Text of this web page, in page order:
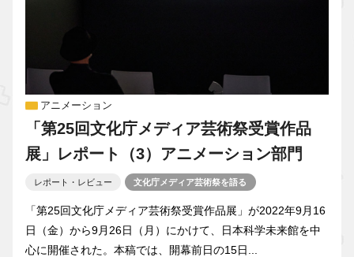
アニメーション
「第25回文化庁メディア芸術祭受賞作品
展」レポート（3）アニメーション部門
レポート・レビュー 文化庁メディア芸術祭を語る
「第25回文化庁メディア芸術祭受賞作品展」が2022年9月16
日（金）から9月26日（月）にかけて、日本科学未来館を中
心に開催された。本稿では、開幕前日の15日...